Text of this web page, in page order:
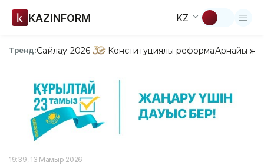
KAZINFORM KZ
Тренд:Сайлау-2026 Конституциялық реформаАрнайы
19:39, 13 Мамыр 2026